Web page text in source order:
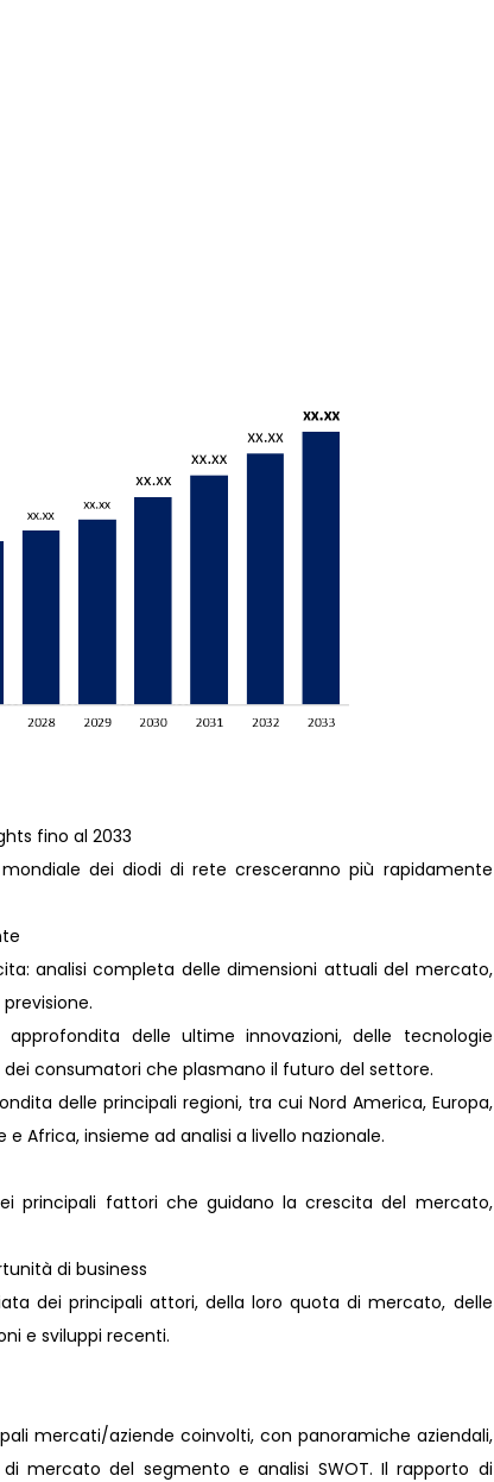
fino al 2033
dei diodi di rete cresceranno più rapidamente
analisi completa delle dimensioni attuali del mercato,
delle ultime innovazioni, delle tecnologie
consumatori che plasmano il futuro del settore.
delle principali regioni, tra cui Nord America, Europa,
Africa, insieme ad analisi a livello nazionale.
principali fattori che guidano la crescita del mercato,
di business
dei principali attori, della loro quota di mercato, delle
e sviluppi recenti.
mercati/aziende coinvolti, con panoramiche aziendali,
mercato del segmento e analisi SWOT. Il rapporto di